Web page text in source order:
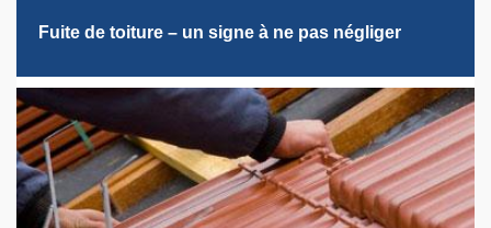
Fuite de toiture – un signe à ne pas négliger